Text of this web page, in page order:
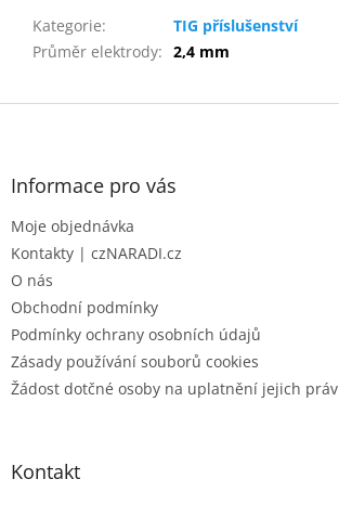
Kategorie:
TIG příslušenství
Průměr elektrody: 2,4 mm
Z
Informace pro vás
Moje objednávka
Kontakty | czNARADI.cz
O nás
Obchodní podmínky
Podmínky ochrany osobních údajů
Zásady používání souborů cookies
Žádost dotčné osoby na uplatnění jejich práv
Kontakt